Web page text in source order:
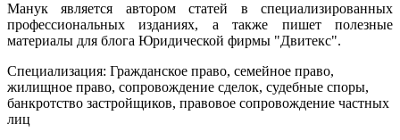
Манук является автором статей в специализированных
профессиональных изданиях, а также пишет полезные
материалы для блога Юридической фирмы "Двитекс".
Специализация: Гражданское право, семейное право,
жилищное право, сопровождение сделок, судебные споры,
банкротство застройщиков, правовое сопровождение частных
лиц